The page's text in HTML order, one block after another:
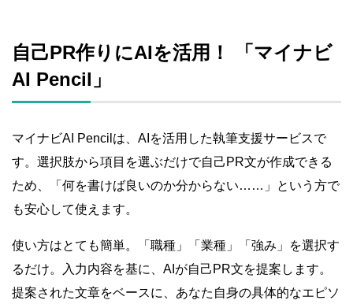
自己PR作りにAIを活用！ 「マイナビ
AI Pencil」
マイナビAI Pencilは、AIを活用した執筆支援サービスで
す。選択肢から項目を選ぶだけで自己PR文が作成できる
ため、「何を書けば良いのか分からない……」という方で
も安心して使えます。
使い方はとても簡単。「職種」「業種」「強み」を選択す
るだけ。入力内容を基に、AIが自己PR文を提案します。
提案された文章をベースに、あなた自身の具体的なエピソ